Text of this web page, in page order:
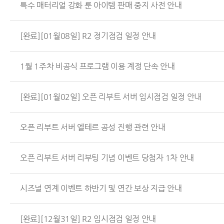
특수 매터리얼 강화 룬 아이템 판매 중지 사전 안내
[완료][01월08일] R2 정기점검 일정 안내
1월 1주차 비공식 프로그램 이용 계정 단속 안내
[완료][01월02일] 오픈 리부트 서버 임시점검 일정 안내
오픈 리부트 서버 엘테르 공성 진행 관련 안내
오픈 리부트 서버 리부팅 기념 이벤트 당첨자 1차 안내
시즈널 연계 이벤트 하반기 및 연간 보상 지급 안내
[완료][12월31일] R2 임시점검 일정 안내